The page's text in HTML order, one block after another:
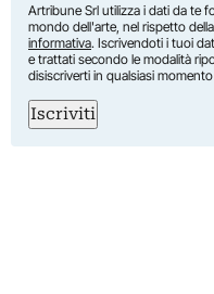
Artribune Srl utilizza i dati da te
mondo dell'arte, nel rispetto
informativa. Iscrivendoti i tuoi
e trattati secondo le modalità
disiscriverti in qualsiasi
Iscriviti